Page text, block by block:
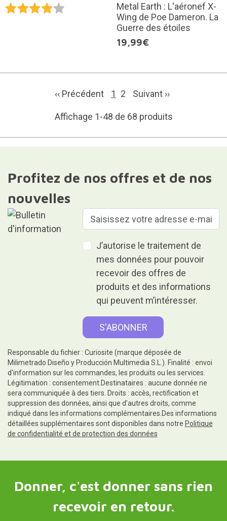
Metal Earth : L'aéronef X-
Wing de Poe Dameron. La
Guerre des étoiles
19,99€
‹‹ Précédent 1 2 Suivant ››
Affichage 1-48 de 68 produits
Profitez de nos offres et de nos
nouvelles
J’autorise le traitement de
mes données pour pouvoir
recevoir des offres de
produits et des informations
qui peuvent m’intéresser.
Responsable du fichier : Curiosite (marque déposée de
Milimetrado Diseño y Producción Multimedia S.L.). Finalité : envoi
d'information sur les commandes, les produits ou les services.
Légitimation : consentement.Destinataires : aucune donnée ne
sera communiquée à des tiers. Droits : accès, rectification et
suppression des données, ainsi que d'autres droits, comme
indiqué dans les informations complémentaires.Des informations
détaillées supplémentaires sont disponibles dans notre Politique
de confidentialité et de protection des données
Donner, c'est donner sans rien
recevoir en retour.